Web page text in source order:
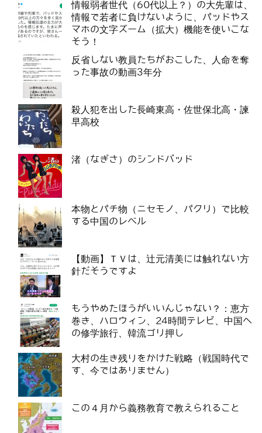
情報弱者世代（60代以上？）の大先輩は、
情報で若者に負けないように、パッドやス
マホの文字ズーム（拡大）機能を使いこな
そう！
反省しない教員たちがおこした、人命を奪
った事故の動画3年分
殺人犯を出した長崎東高・佐世保北高・諫
早高校
渚（なぎさ）のシンドバッド
本物とパチ物（ニセモノ、パクリ）で比較
する中国のレベル
【動画】ＴＶは、辻元清美には触れない方
針だそうですよ
もうやめたほうがいいんじゃない？：恵方
巻き、ハロウィン、24時間テレビ、中国へ
の修学旅行、韓流ゴリ押し
大村の生き残りをかけた戦略（戦国時代で
す、今ではありません）
この４月から義務教育で教えられること